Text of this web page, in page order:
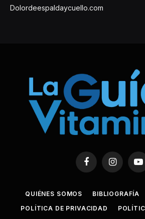
Dolordeespaldaycuello.com
FacebookInstagram
QUIÉNES SOMOS BIBLIOGRAFÍA
POLÍTICA DE PRIVACIDAD